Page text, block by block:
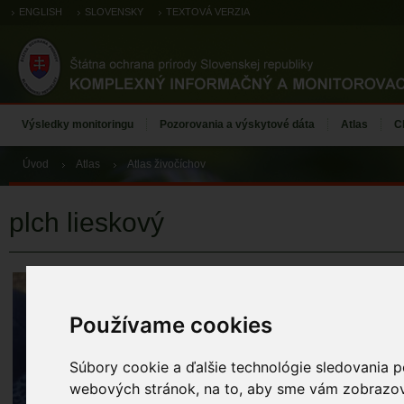
Používame cookies
Súbory cookie a ďalšie technológie sledovania
webových stránok, na to, aby sme vám
ENGLISH SLOVENSKY TEXTOVÁ VERZIA
Výsledky monitoringu Pozorovania a výskytové dáta Atlas
Úvod Atlas Atlas živočíchov
plch lieskový
ZÁZNAMY